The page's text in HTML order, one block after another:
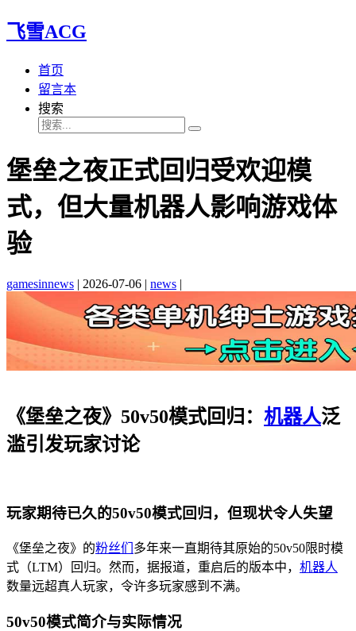
飞雪ACG
首页
留言本
搜索
堡垒之夜正式回归受欢迎模
式，但大量机器人影响游戏体
验
gamesinnews | 2026-07-06 | news |
《堡垒之夜》50v50模式回归： 机器人泛
滥引发玩家讨论
玩家期待已久的50v50模式回归，但现状令人失望
《堡垒之夜》的粉丝们 多年来一直期待其原始的50v50限时模
式（LTM）回归。然而，据报道，重启后的版本中， 机器人
数量远超真人玩家，令许多玩家感到不满。
50v50模式简介与实际情况